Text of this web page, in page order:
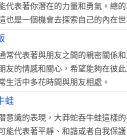
代表著你潛在的力量和勇氣。總
也是一個機會去探索自己的內在
常代表著與朋友之間的親密關係
友的情感和關心，希望能夠在彼
生活中多花時間與朋友相處。
蛙
意識的表現，大莽蛇吞牛蛙這樣
能代表著平靜、和諧或者自我保